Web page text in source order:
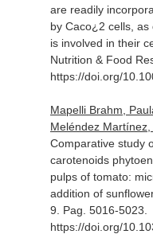
are readily
by Caco¿2 cells,
is involved in their
Nutrition & Food
https://doi.org/
Mapelli Brahm,
Meléndez Martínez,
Comparative study
carotenoids
pulps of tomato:
addition of
9. Pag. 5016-5023.
https://doi.org/